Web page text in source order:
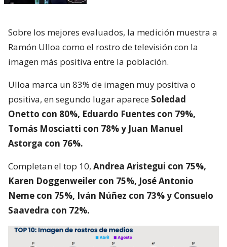
Sobre los mejores evaluados, la medición muestra a
Ramón Ulloa como el rostro de televisión con la
imagen más positiva entre la población.
Ulloa marca un 83% de imagen muy positiva o
positiva, en segundo lugar aparece Soledad
Onetto con 80%, Eduardo Fuentes con 79%,
Tomás Mosciatti con 78% y Juan Manuel
Astorga con 76%.
Completan el top 10, Andrea Aristegui con 75%,
Karen Doggenweiler con 75%, José Antonio
Neme con 75%, Iván Núñez con 73% y Consuelo
Saavedra con 72%.